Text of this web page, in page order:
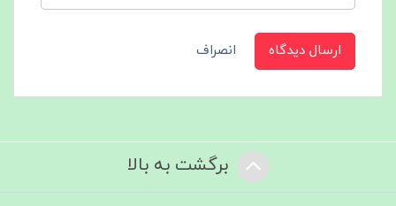
ارسال دیدگاه انصراف
برگشت به بالا